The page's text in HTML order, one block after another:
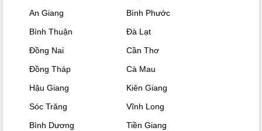
An Giang
Bình Phước
Bình Thuận
Đà Lạt
Đồng Nai
Cần Thơ
Đồng Tháp
Cà Mau
Hậu Giang
Kiên Giang
Sóc Trăng
Vĩnh Long
Bình Dương
Tiền Giang